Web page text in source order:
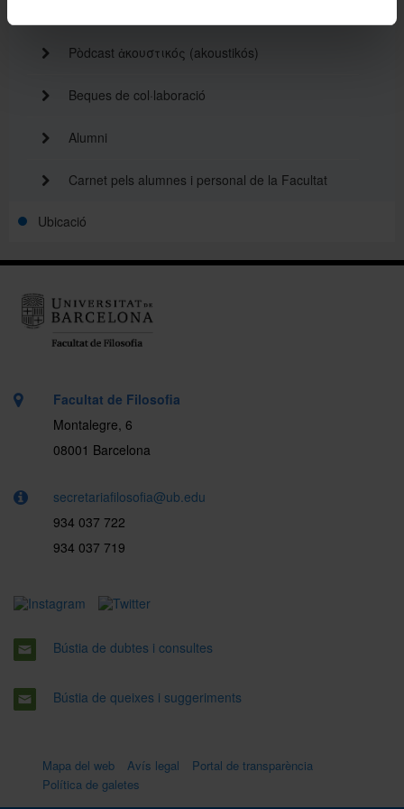
Pòdcast ἀκουστικός (akoustikós)
Beques de col·laboració
Alumni
Carnet pels alumnes i personal de la Facultat
Ubicació
Facultat de Filosofia
Montalegre, 6
08001 Barcelona
secretariafilosofia@ub.edu
934 037 722
934 037 719
Bústia de dubtes i consultes
Bústia de queixes i suggeriments
Mapa del web Avís legal
Portal de transparència
Política de galetes